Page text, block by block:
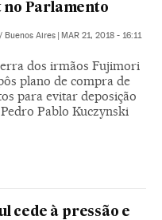
Parlamento
Buenos Aires | MAR 21, 2018 - 16:11
dos irmãos Fujimori
plano de compra de
para evitar deposição
Pablo Kuczynski
cede à pressão e